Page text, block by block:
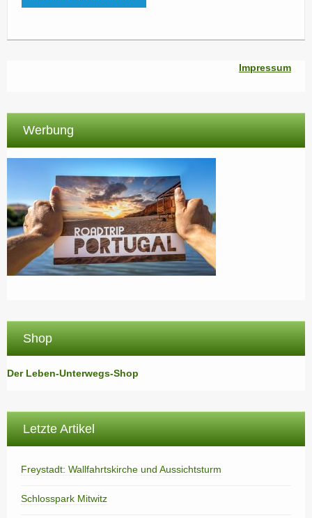
Impressum
Werbung
Shop
Der Leben-Unterwegs-Shop
Letzte Artikel
Freystadt: Wallfahrtskirche und Aussichtsturm
Schlosspark Mitwitz